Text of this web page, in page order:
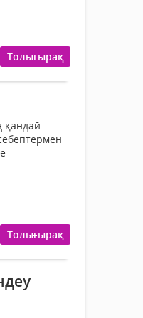
Толығырақ
қандай
Толығырақ